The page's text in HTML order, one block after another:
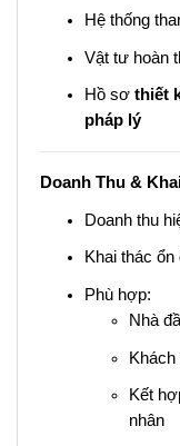
Hệ thống
Vật tư hoàn
Hồ sơ thiết
pháp lý
Doanh Thu &
Doanh thu
Khai thác
Phù hợp:
Nhà
Kết
nhân